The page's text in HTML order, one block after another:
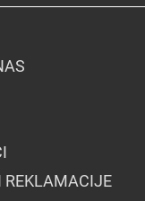
REKLAMACIJE